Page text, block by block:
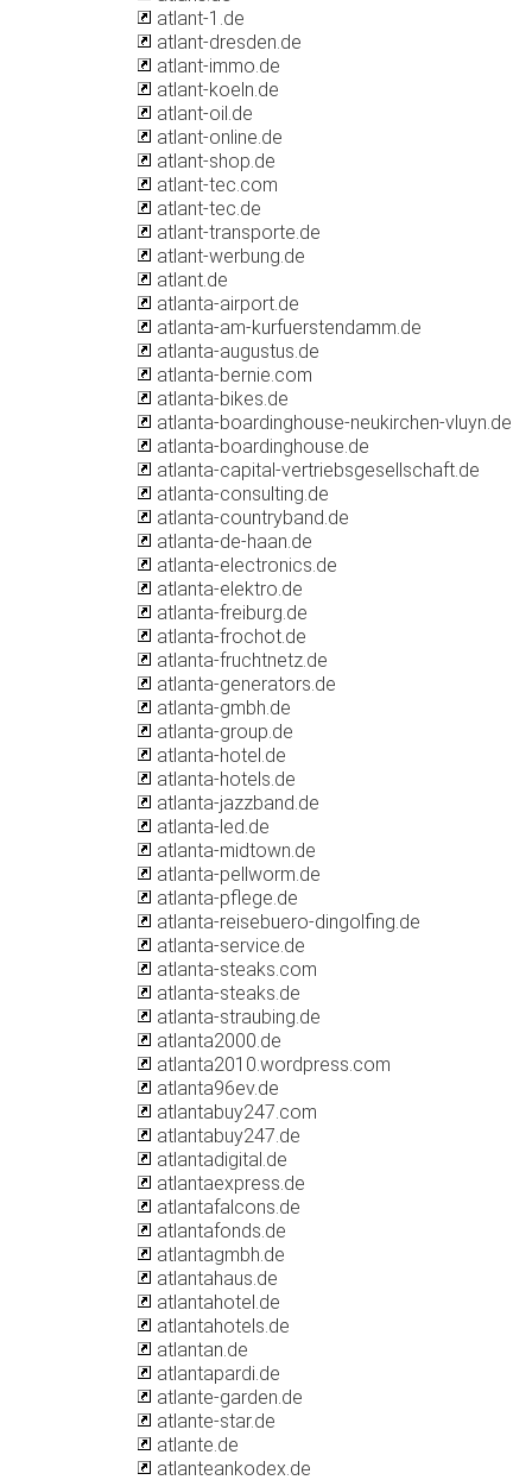
atlant-1.de
atlant-dresden.de
atlant-immo.de
atlant-koeln.de
atlant-oil.de
atlant-online.de
atlant-shop.de
atlant-tec.com
atlant-tec.de
atlant-transporte.de
atlant-werbung.de
atlant.de
atlanta-airport.de
atlanta-am-kurfuerstendamm.de
atlanta-augustus.de
atlanta-bernie.com
atlanta-bikes.de
atlanta-boardinghouse-neukirchen-vluyn.de
atlanta-boardinghouse.de
atlanta-capital-vertriebsgesellschaft.de
atlanta-consulting.de
atlanta-countryband.de
atlanta-de-haan.de
atlanta-electronics.de
atlanta-elektro.de
atlanta-freiburg.de
atlanta-frochot.de
atlanta-fruchtnetz.de
atlanta-generators.de
atlanta-gmbh.de
atlanta-group.de
atlanta-hotel.de
atlanta-hotels.de
atlanta-jazzband.de
atlanta-led.de
atlanta-midtown.de
atlanta-pellworm.de
atlanta-pflege.de
atlanta-reisebuero-dingolfing.de
atlanta-service.de
atlanta-steaks.com
atlanta-steaks.de
atlanta-straubing.de
atlanta2000.de
atlanta2010.wordpress.com
atlanta96ev.de
atlantabuy247.com
atlantabuy247.de
atlantadigital.de
atlantaexpress.de
atlantafalcons.de
atlantafonds.de
atlantagmbh.de
atlantahaus.de
atlantahotel.de
atlantahotels.de
atlantan.de
atlantapardi.de
atlante-garden.de
atlante-star.de
atlante.de
atlanteankodex.de